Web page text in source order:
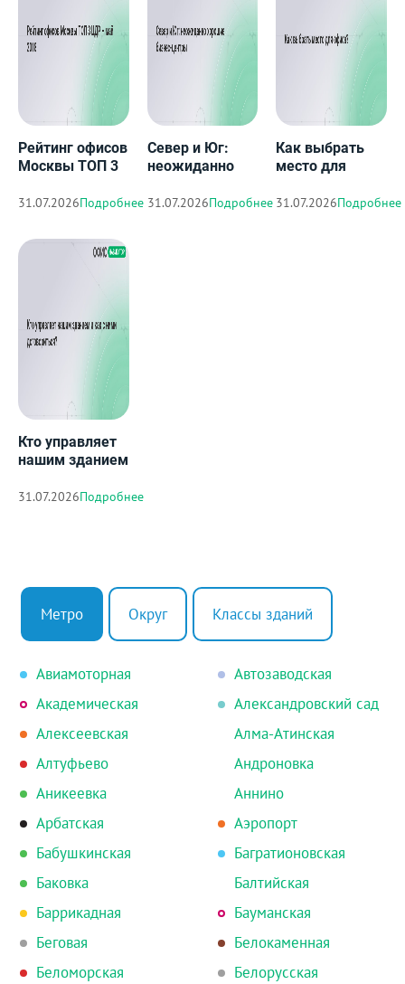
Рейтинг офисов
Москвы ТОП 3
31.07.2026Подробнее
Север и Юг:
неожиданно
бизнес-центры
31.07.2026Подробнее
Как выбрать
место для
31.07.2026Подробнее
Кто управляет
нашим зданием
договориться?
31.07.2026Подробнее
Метро Округ Классы зданий
Авиамоторная
Автозаводская
Академическая
Александровский сад
Алексеевская
Алма-Атинская
Алтуфьево
Андроновка
Аникеевка
Аннино
Арбатская
Аэропорт
Бабушкинская
Багратионовская
Баковка
Балтийская
Баррикадная
Бауманская
Беговая
Белокаменная
Беломорская
Белорусская